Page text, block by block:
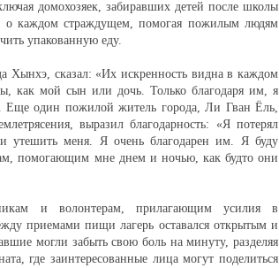
домохозяек, забиравших детей после школы
о каждом страждущем, помогая пожилым людям
упакованную еду.
Хынхэ, сказал: «Их искренность видна в каждом
как мой сын или дочь. Только благодаря им, я
Еще один пожилой житель города, Ли Гван Ёль,
выразил благодарность: «Я потерял
меня. Я очень благодарен им. Я буду
помогающим мне днем и ночью, как будто они
и волонтерам, прилагающим усилия в
приемами пищи лагерь оставался открытым и
могли забыть свою боль на минуту, разделяя
где заинтересованные лица могут поделиться